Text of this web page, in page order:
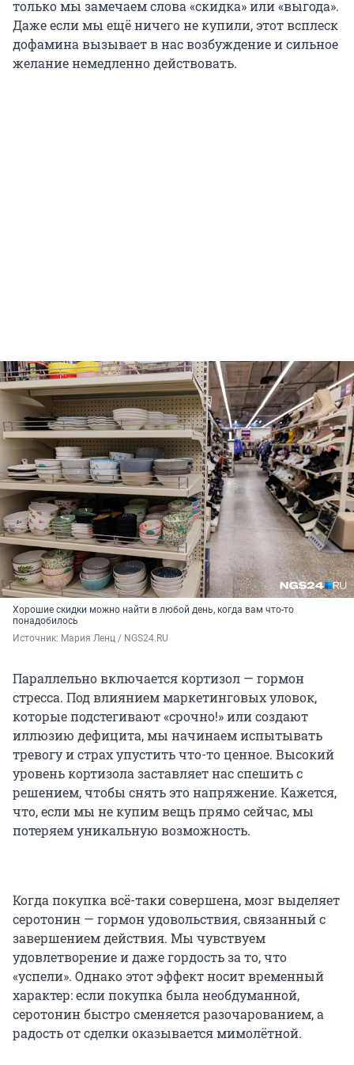
только мы замечаем слова «скидка» или «выгода».
Даже если мы ещё ничего не купили, этот всплеск
дофамина вызывает в нас возбуждение и сильное
желание немедленно действовать.
Хорошие скидки можно найти в любой день, когда вам что-то
понадобилось
Источник: Мария Ленц / NGS24.RU
Параллельно включается кортизол — гормон
стресса. Под влиянием маркетинговых уловок,
которые подстегивают «срочно!» или создают
иллюзию дефицита, мы начинаем испытывать
тревогу и страх упустить что-то ценное. Высокий
уровень кортизола заставляет нас спешить с
решением, чтобы снять это напряжение. Кажется,
что, если мы не купим вещь прямо сейчас, мы
потеряем уникальную возможность.
Когда покупка всё-таки совершена, мозг выделяет
серотонин — гормон удовольствия, связанный с
завершением действия. Мы чувствуем
удовлетворение и даже гордость за то, что
«успели». Однако этот эффект носит временный
характер: если покупка была необдуманной,
серотонин быстро сменяется разочарованием, а
радость от сделки оказывается мимолётной.